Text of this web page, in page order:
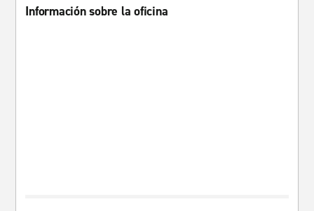
Información sobre la oficina